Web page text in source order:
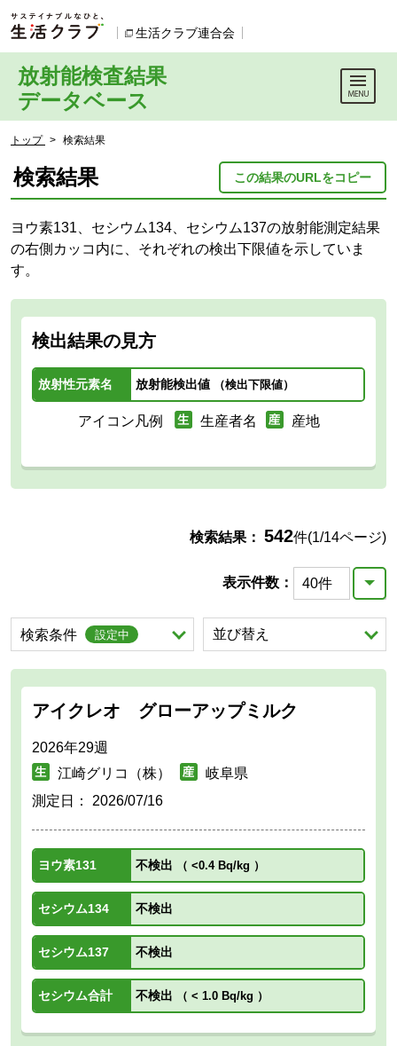
ページの先頭です。
生活クラブ連合会
放射能検査結果
データベース
トップ > 検索結果
現在位置ここまで
検索結果 この結果のURLをコピー
ヨウ素131、セシウム134、セシウム137の放射能測定結果
の右側カッコ内に、それぞれの検出下限値を示していま
す。
検出結果の見方
放射性元素名 放射能検出値 （検出下限値）
アイコン凡例 生産者名 産地
検索結果： 542件(1/14ページ)
表示件数：
検索条件 設定中 を展開する。並び替え
アイクレオ グローアップミルク
2026年29週
江崎グリコ（株）
岐阜県
測定日： 2026/07/16
ヨウ素131 不検出 （ <0.4 Bq/kg ）
セシウム134 不検出
セシウム137 不検出
セシウム合計 不検出 （ < 1.0 Bq/kg ）